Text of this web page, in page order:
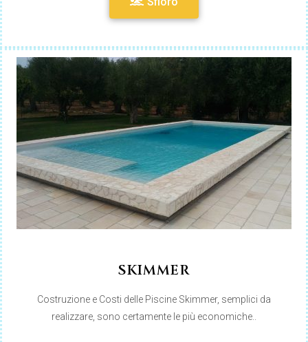
SKIMMER
Costruzione e Costi delle Piscine Skimmer, semplici da
realizzare, sono certamente le più economiche..